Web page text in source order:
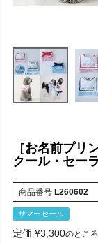
［お名前プリ
クール・セー
商品番号 L260602
サマーセール
定価 ¥3,300のところ